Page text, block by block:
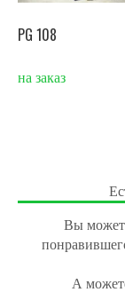
PG 108
на заказ
Вы
А